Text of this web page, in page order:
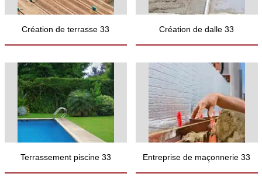
Création de terrasse 33 Création de dalle 33
Terrassement piscine 33 Entreprise de maçonnerie 33